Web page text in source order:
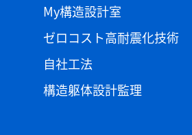
My構造設計室
ゼロコスト高耐震化技術
自社工法
構造躯体設計監理